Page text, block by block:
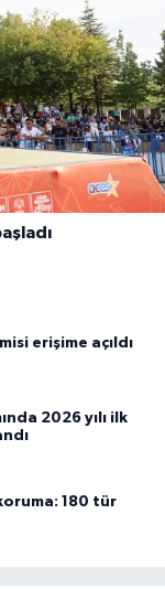
erişime açıldı
2026 yılı ilk
180 tür